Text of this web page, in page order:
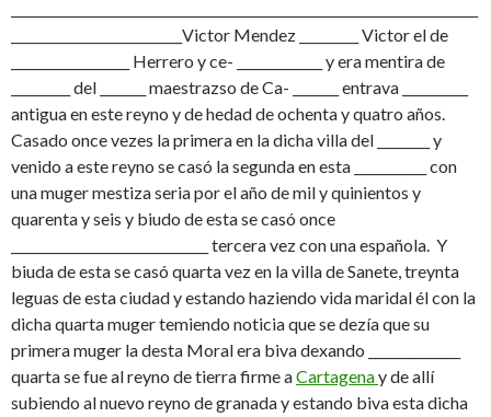
__________________________Victor Mendez _________ Victor el de
__________________ Herrero y ce- _____________ y era mentira de
_________ del _______ maestrazso de Ca- _______ entrava __________
antigua en este reyno y de hedad de ochenta y quatro años.
Casado once vezes la primera en la dicha villa del ________ y
venido a este reyno se casó la segunda en esta ___________ con
una muger mestiza seria por el año de mil y quinientos y
quarenta y seis y biudo de esta se casó once
______________________________ tercera vez con una española. Y
biuda de esta se casó quarta vez en la villa de Sanete, treynta
leguas de esta ciudad y estando haziendo vida maridal él con la
dicha quarta muger temiendo noticia que se dezía que su
primera muger la desta Moral era biva dexando ______________
quarta se fue al reyno de tierra firme aCartagenay de allí
subiendo al nuevo reyno de granada y estando biva esta dicha